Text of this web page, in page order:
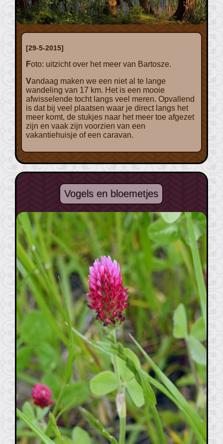
[29-5-2015]
Foto: uitzicht over het meer van Bartosze.
Vandaag maken we een niet al te lange
wandeling van 17 km. Het is een mooie
afwisselende tocht langs veel meren. Opvallend
is dat bij veel plaatsen waar je direct langs het
meer komt, de stukjes naar het meer toe afgezet
zijn en vaak zijn voorzien van een
vakantiehuisje of een caravan.
Vogels en bloemetjes